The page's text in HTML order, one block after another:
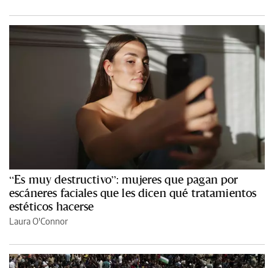
“Es muy destructivo”: mujeres que pagan por
escáneres faciales que les dicen qué tratamientos
estéticos hacerse
Laura O'Connor